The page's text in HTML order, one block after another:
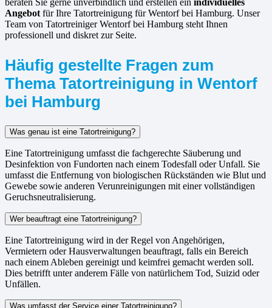
Angebot für Ihre Tatortreinigung für Wentorf bei Hamburg. Unser
Team von Tatortreiniger Wentorf bei Hamburg steht Ihnen
professionell und diskret zur Seite.
Häufig gestellte Fragen zum
Thema Tatortreinigung in Wentorf
bei Hamburg
Was genau ist eine Tatortreinigung?
Eine Tatortreinigung umfasst die fachgerechte Säuberung und
Desinfektion von Fundorten nach einem Todesfall oder Unfall. Sie
umfasst die Entfernung von biologischen Rückständen wie Blut und
Gewebe sowie anderen Verunreinigungen mit einer vollständigen
Geruchsneutralisierung.
Wer beauftragt eine Tatortreinigung?
Eine Tatortreinigung wird in der Regel von Angehörigen,
Vermietern oder Hausverwaltungen beauftragt, falls ein Bereich
nach einem Ableben gereinigt und keimfrei gemacht werden soll.
Dies betrifft unter anderem Fälle von natürlichem Tod, Suizid oder
Unfällen.
Was umfasst der Service einer Tatortreinigung?